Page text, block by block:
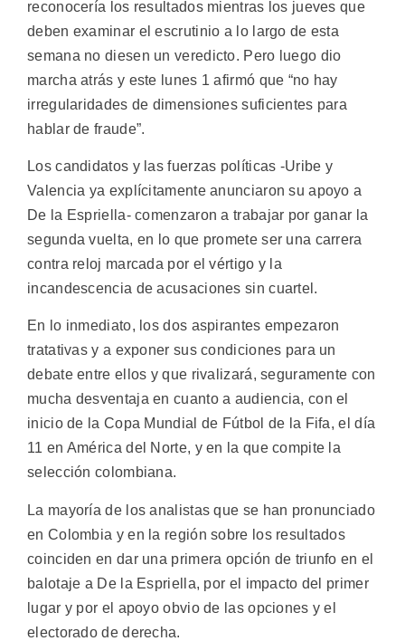
reconocería los resultados mientras los jueves que
deben examinar el escrutinio a lo largo de esta
semana no diesen un veredicto. Pero luego dio
marcha atrás y este lunes 1 afirmó que “no hay
irregularidades de dimensiones suficientes para
hablar de fraude”.
Los candidatos y las fuerzas políticas -Uribe y
Valencia ya explícitamente anunciaron su apoyo a
De la Espriella- comenzaron a trabajar por ganar la
segunda vuelta, en lo que promete ser una carrera
contra reloj marcada por el vértigo y la
incandescencia de acusaciones sin cuartel.
En lo inmediato, los dos aspirantes empezaron
tratativas y a exponer sus condiciones para un
debate entre ellos y que rivalizará, seguramente con
mucha desventaja en cuanto a audiencia, con el
inicio de la Copa Mundial de Fútbol de la Fifa, el día
11 en América del Norte, y en la que compite la
selección colombiana.
La mayoría de los analistas que se han pronunciado
en Colombia y en la región sobre los resultados
coinciden en dar una primera opción de triunfo en el
balotaje a De la Espriella, por el impacto del primer
lugar y por el apoyo obvio de las opciones y el
electorado de derecha.